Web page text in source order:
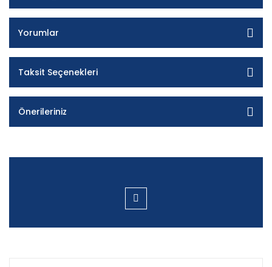
Yorumlar
Taksit Seçenekleri
Önerileriniz